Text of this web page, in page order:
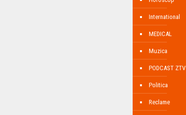
International
MEDICAL
Muzica
PODCAST ZTV
Politica
Reclame